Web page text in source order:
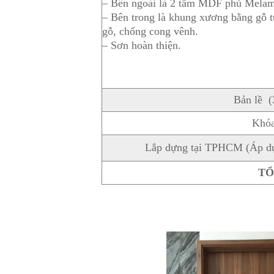
– Bên ngoài là 2 tấm MDF phủ
– Bên trong là khung xương bằng gỗ
gỗ, chống cong vênh.
– Sơn hoàn thiện.
Bản lề
Lắp dựng tại TPHCM (Áp